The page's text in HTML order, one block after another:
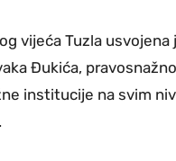
vijeća Tuzla
Đukića,
institucije na svim